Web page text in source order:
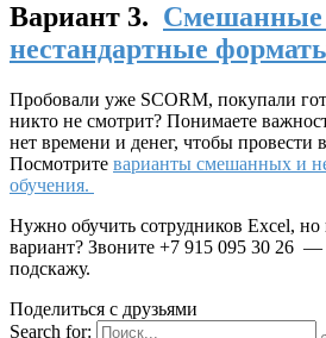
Вариант 3. Смешанные
нестандартные
Пробовали уже SCORM, покупали
никто не смотрит? Понимаете
нет времени и денег, чтобы провести
Посмотрите варианты смешанных и
обучения.
Нужно обучить сотрудников Excel,
вариант? Звоните +7 915 095 30 26 —
подскажу.
Поделиться с друзьями
Search for: